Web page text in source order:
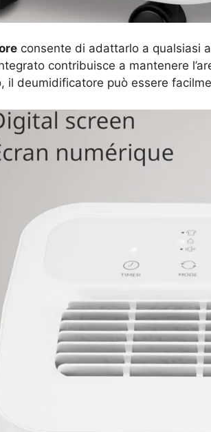
consente di adattarlo a qualsiasi
contribuisce a mantenere
il deumidificatore può essere